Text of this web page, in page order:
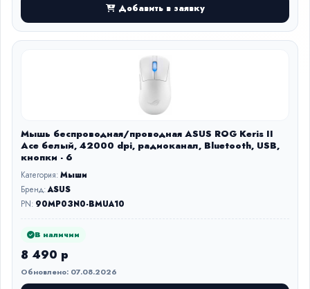
Добавить в заявку
Мышь беспроводная/проводная ASUS ROG Keris II
Ace белый, 42000 dpi, радиоканал, Bluetooth, USB,
кнопки - 6
Категория:Мыши
Бренд:ASUS
PN: 90MP03N0-BMUA10
В наличии
8 490 р
Обновлено: 07.08.2026